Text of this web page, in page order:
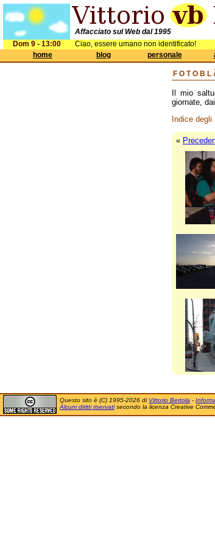
Affacciato sul Web dal 1995
Dom 9 - 13:00
Ciao, essere umano non identificato!
home
blog personale
Il mio
giornate,
Indice degli
«
Questo sito è (C) 1995-2026 di Vittorio Bertola -
Alcuni diritti riservatisecondo la licenza Creative